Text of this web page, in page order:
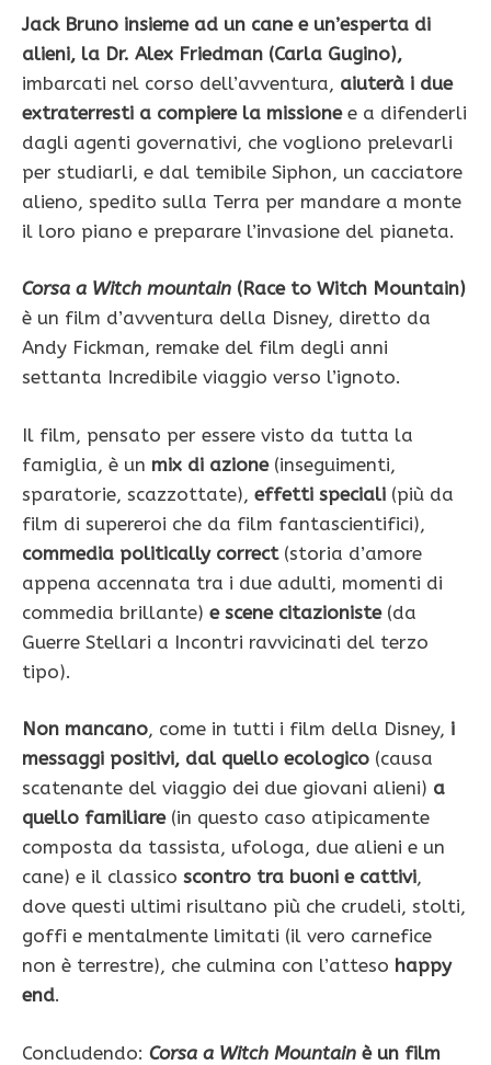
Jack Bruno insieme ad un cane e un’esperta di
alieni, la Dr. Alex Friedman (Carla Gugino),
imbarcati nel corso dell’avventura, aiuterà i due
extraterresti a compiere la missionee a difenderli
dagli agenti governativi, che vogliono prelevarli
per studiarli, e dal temibile Siphon, un cacciatore
alieno, spedito sulla Terra per mandare a monte
il loro piano e preparare l’invasione del pianeta.
Corsa a Witch mountain (Race to Witch Mountain)
è un film d’avventura della Disney, diretto da
Andy Fickman, remake del film degli anni
settanta Incredibile viaggio verso l’ignoto.
Il film, pensato per essere visto da tutta la
famiglia, è un mix di azione(inseguimenti,
sparatorie, scazzottate), effetti speciali (più da
film di supereroi che da film fantascientifici),
commedia politically correct(storia d’amore
appena accennata tra i due adulti, momenti di
commedia brillante) e scene citazioniste(da
Guerre Stellari a Incontri ravvicinati del terzo
tipo).
Non mancano, come in tutti i film della Disney, i
messaggi positivi, dal quello ecologico (causa
scatenante del viaggio dei due giovani alieni) a
quello familiare(in questo caso atipicamente
composta da tassista, ufologa, due alieni e un
cane) e il classico scontro tra buoni e cattivi,
dove questi ultimi risultano più che crudeli, stolti,
goffi e mentalmente limitati (il vero carnefice
non è terrestre), che culmina con l’atteso happy
end.
Concludendo: Corsa a Witch Mountain è un film